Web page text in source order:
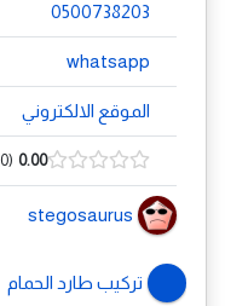
0500738203
whatsapp
الموقع الالكتروني
0.00
0
stegosaurus
تركيب طارد الحمام